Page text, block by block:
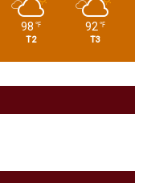
98 ℉
T2
92 ℉
T3